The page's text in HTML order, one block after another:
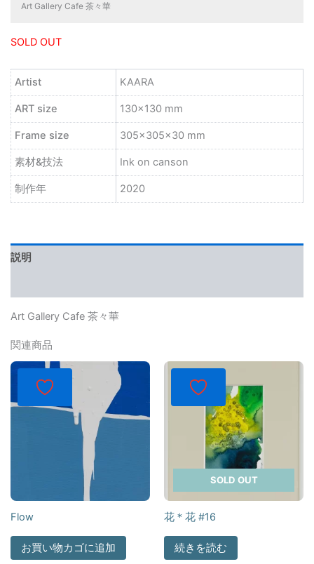
Art Gallery Cafe 茶々華
SOLD OUT
Artist KAARA
ART size 130×130 mm
Frame size 305×305×30 mm
素材&技法 Ink on canson
制作年 2020
説明
Art Gallery Cafe 茶々華
関連商品
Flow
お買い物カゴに追加
SOLD OUT
花＊花 #16
続きを読む